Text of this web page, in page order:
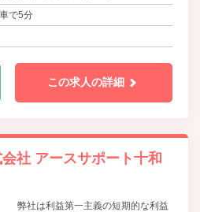
で5分
この求人の詳細
社 アースサポート十和
弊社は利益第一主義の短期的な利益